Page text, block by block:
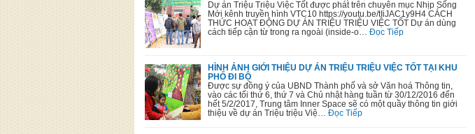
Dự án Triệu Triệu Việc Tốt được phát trên chuyên mục Nhịp Sống
Mới kênh truyền hình VTC10 https://youtu.be/tIiJAC1y9H4 CÁCH
THỨC HOẠT ĐỘNG DỰ ÁN TRIỆU TRIỆU VIỆC TỐT Dự án dùng
cách tiếp cận từ trong ra ngoài (inside-o…
Đọc Tiếp
HÌNH ẢNH GIỚI THIỆU DỰ ÁN TRIỆU TRIỆU VIỆC TỐT TẠI KHU
PHỐ ĐI BỘ
Được sự đồng ý của UBND Thành phố và sở Văn hoá Thông tin,
vào các tối thứ 6, thứ 7 và Chủ nhật hàng tuần từ 30/12/2016 đến
hết 5/2/2017, Trung tâm Inner Space sẽ có một quầy thông tin giới
thiệu về dự án Triệu triệu Việ…
Đọc Tiếp